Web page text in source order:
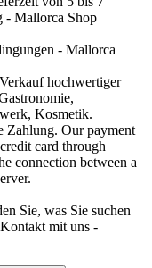
- Mallorca Shop
- Mallorca
hochwertiger
Kosmetik.
Zahlung. Our payment
card through
connection between a
Sie, was Sie suchen
mit uns -